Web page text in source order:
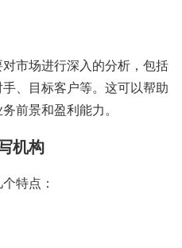
市场进行深入的分析，包括
、目标客户等。这可以帮助
前景和盈利能力。
机构
特点：